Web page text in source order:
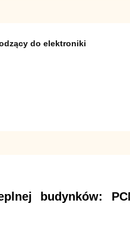
do elektroniki
budynków: